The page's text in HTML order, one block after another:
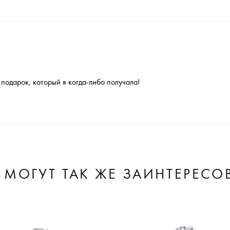
который я когда-либо получала!
ТАК ЖЕ